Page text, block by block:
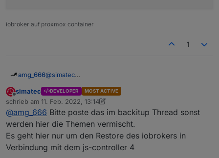
iobroker auf proxmox container
1
amg_666@simatec
backitup 2.3.0 grade installiert.
intel nuc mit proxmox debian als Master und einen
abgesetzten pi3b (auch mit 4.0.8)
Das lief alles fehlerfrei durch, aber ich habe ein
backup manuell angestartet (über Adminoberfläche)
und das "hängt", keine Ahnung was da "undefined"
ist.
Started iobroker ...
[DEBUG] [iobroker] - host.iobroker 17009
[DEBUG] [iobroker] - host.iobroker 19191
Offline
simatec DEVELOPER MOST ACTIVE
schrieb am 11. Feb. 2022, 13:14
zuletzt editiert von simatec2. Nov. 2022, 15:11
@amg_666 Bitte poste das im backitup Thread sonst
werden hier die Themen vermischt.
Es geht hier nur um den Restore des iobrokers in
Verbindung mit dem js-controller 4